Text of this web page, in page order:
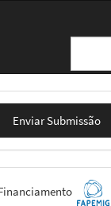
Enviar Submissão